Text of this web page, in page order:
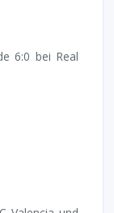
6:0 bei Real